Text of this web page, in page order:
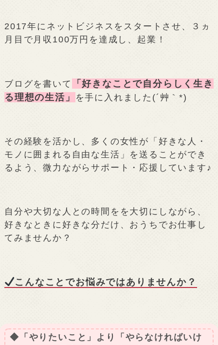
2017年にネットビジネスをスタートさせ、３ヵ
月目で月収100万円を達成し、起業！
ブログを書いて
「好きなことで自分らしく生き
る理想の生活」
を手に入れました(´艸｀*)
その経験を活かし、多くの女性が「好きな人・
モノに囲まれる自由な生活」を送ることができ
るよう、微力ながらサポート・応援しています♪
自分や大切な人との時間をを大切にしながら、
好きなときに好きな分だけ、おうちでお仕事し
てみませんか？
こんなことでお悩みではありませんか？
◆「やりたいこと」より「やらなければいけ